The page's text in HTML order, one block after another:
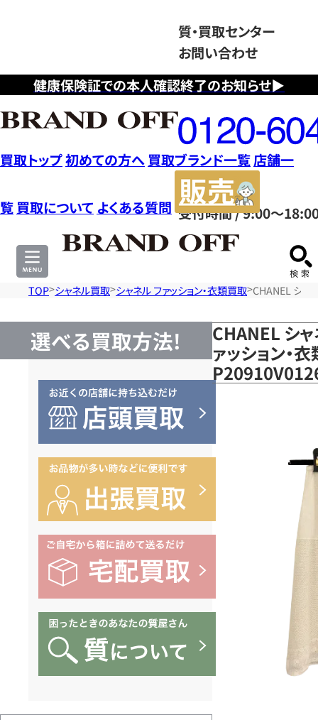
健康保険証での本人確認終了のお知らせ▶
質・買取センター
お問い合わせ
フ
リ
ー
ダ
イ
ヤ
ル
0120604117
受付時間 / 9:00～
買取トップ初めての方へ 買取ブランド一覧店舗一
覧 買取について よくある質問
サ
TOP シャネル買取 シャネル ファッション・衣類買取 CHANEL シャ
選べる買取方法!
CHANEL シ
ァッション・